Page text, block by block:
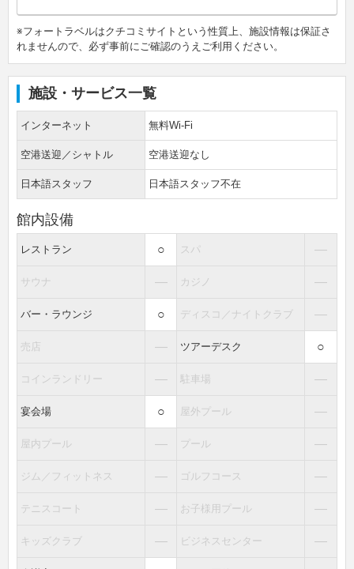
※フォートラベルはクチコミサイトという性質上、施設情報は保証さ
れませんので、必ず事前にご確認のうえご利用ください。
施設・サービス一覧
インターネット 無料Wi-Fi
空港送迎／シャトル 空港送迎なし
日本語スタッフ 日本語スタッフ不在
館内設備
レストラン ○ スパ ―
サウナ ― カジノ ―
バー・ラウンジ ○ ディスコ／ナイトクラブ ―
売店 ― ツアーデスク ○
コインランドリー ― 駐車場 ―
宴会場 ○ 屋外プール ―
屋内プール ― プール ―
ジム／フィットネス ― ゴルフコース ―
テニスコート ― お子様用プール ―
キッズクラブ ― ビジネスセンター ―